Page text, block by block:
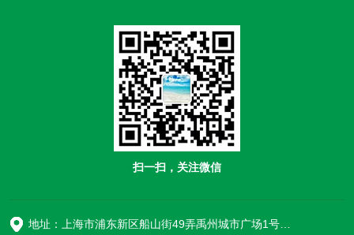
扫一扫，关注微信
地址：上海市浦东新区船山街49弄禹州城市广场1号楼906